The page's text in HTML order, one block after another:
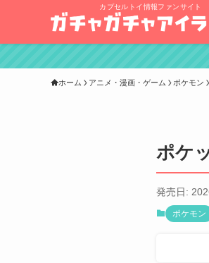
カプセルトイ情報ファンサイト
ホーム アニメ・漫画・ゲーム ポケモン
ポケ
発売日:
ポケモン